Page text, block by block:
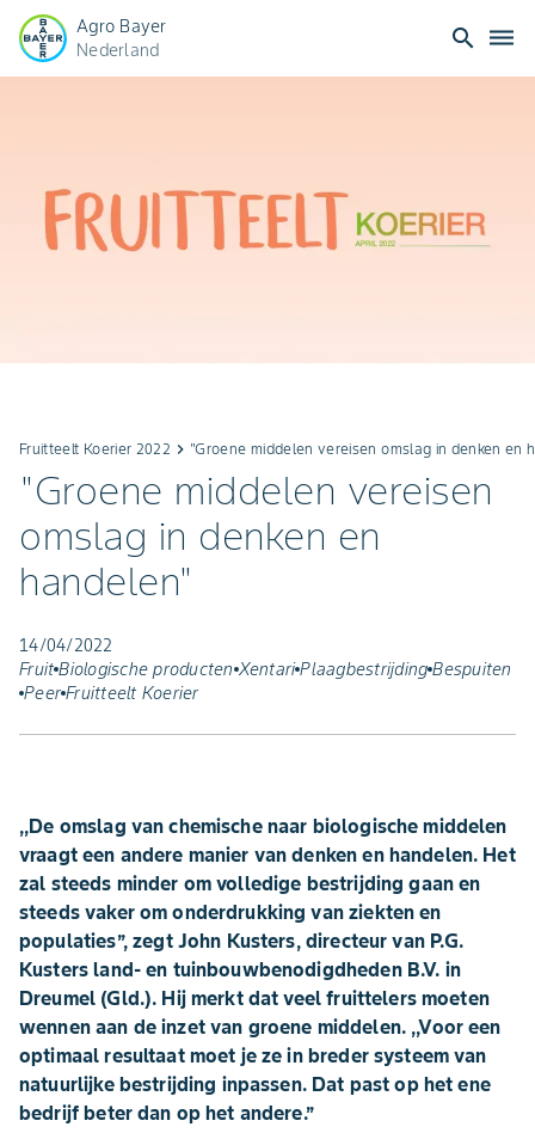
Agro Bayer
Nederland
search dehaze
Fruitteelt Koerier 2022 keyboard_arrow_right "Groene middelen vereisen omslag in denken en
"Groene middelen vereisen
omslag in denken en
handelen"
14/04/2022
Fruit Biologische producten Xentari Plaagbestrijding Bespuiten
Peer Fruitteelt Koerier
,,De omslag van chemische naar biologische middelen
vraagt een andere manier van denken en handelen. Het
zal steeds minder om volledige bestrijding gaan en
steeds vaker om onderdrukking van ziekten en
populaties’’, zegt John Kusters, directeur van P.G.
Kusters land- en tuinbouwbenodigdheden B.V. in
Dreumel (Gld.). Hij merkt dat veel fruittelers moeten
wennen aan de inzet van groene middelen. ,,Voor een
optimaal resultaat moet je ze in breder systeem van
natuurlijke bestrijding inpassen. Dat past op het ene
bedrijf beter dan op het andere.’’